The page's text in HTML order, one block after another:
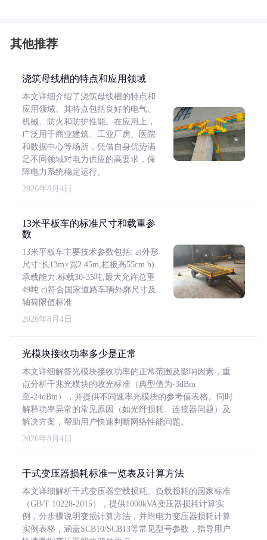
其他推荐
浇筑母线槽的特点和应用领域
本文详细介绍了浇筑母线槽的特点和
应用领域。其特点包括良好的电气、
机械、防火和防护性能。在应用上，
广泛用于商业建筑、工业厂房、医院
和数据中心等场所，凭借自身优势满
足不同领域对电力供应的高要求，保
障电力系统稳定运行。
2026年8月4日
13米平板车的标准尺寸和载重参
数
13米平板车主要技术参数包括: a)外形
尺寸:长13m×宽2.45m,栏板高55cm b)
承载能力:标载30-35吨,最大允许总重
49吨 c)符合国家道路车辆外廓尺寸及
轴荷限值标准
2026年8月4日
光模块接收功率多少是正常
本文详细解答光模块接收功率的正常范围及影响因素，重
点分析千兆光模块的收光标准（典型值为-3dBm
至-24dBm），并提供不同速率光模块的参考值表格。同时
解释功率异常的常见原因（如光纤损耗、连接器问题）及
解决方案，帮助用户快速判断网络性能问题。
2026年8月4日
干式变压器损耗标准一览表及计算方法
本文详细解析干式变压器空载损耗、负载损耗的国家标准
（GB/T 10228-2015），提供1000kVA变压器损耗计算实
例，分步骤说明变损计算方法，并附电力变压器损耗计算
实例表格，涵盖SCB10/SCB13等常见型号参数，指导用户